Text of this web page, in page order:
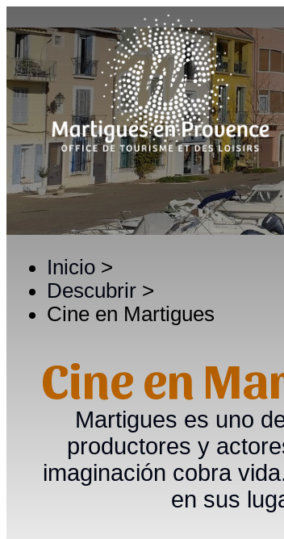
Inicio >
Descubrir >
Cine en Martigues
Cine en
Martigues es uno
productores y
imaginación cobra
en sus